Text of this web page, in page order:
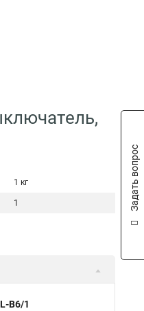
1 кг
1
B6/1
Задать вопрос